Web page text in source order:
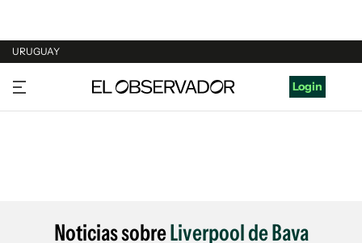
URUGUAY
URUGUAY
ARGENTINA
Login
Noticias sobreLiverpool de Bava